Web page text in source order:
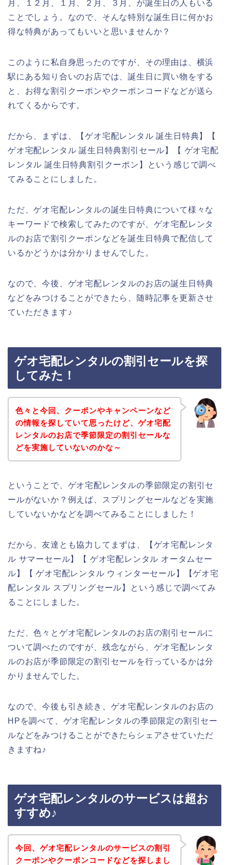
月、１２月、１月、２月、３月、が誕生日の人もいる
ことでしょう。なので、そんな特別な誕生日に何かお
得な特典があってもいいと思いませんか？
このように私自身思ったのですが、その理由は、横浜
駅にある知り合いのお店では、誕生日に買い物をする
と、お得な割引クーポンやクーポンコードなどが送ら
れてくるからです。
だから、まずは、【ゲオ宅配レンタル 誕生日特典】【
ゲオ宅配レンタル 誕生日特典割引セール】【 ゲオ宅配
レンタル 誕生日特典割引クーポン】という感じで調べ
てみることにしました。
ただ、ゲオ宅配レンタルの誕生日特典について様々な
キーワードで検索してみたのですが、ゲオ宅配レンタ
ルのお店で割引クーポンなどを誕生日特典で配信して
いるかどうかは分かりませんでした。
なので、今後、ゲオ宅配レンタルのお店の誕生日特典
などをみつけることができたら、随時記事を更新させ
ていただきます♪
ゲオ宅配レンタルの割引セールを探
してみた！
色々と今回、クーポンやキャンペーンなど
の情報を探していて思ったけど、ゲオ宅配
レンタルのお店で季節限定の割引セールな
どを実施していないのかな～
ということで、ゲオ宅配レンタルの季節限定の割引セ
ールがないか？例えば、スプリングセールなどを実施
していないかなどを調べてみることにしました！
だから、友達とも協力してまずは、【ゲオ宅配レンタ
ル サマーセール】【 ゲオ宅配レンタル オータムセー
ル】【 ゲオ宅配レンタル ウィンターセール】【ゲオ宅
配レンタル スプリングセール】という感じで調べてみ
ることにしました。
ただ、色々とゲオ宅配レンタルのお店の割引セールに
ついて調べたのですが、残念ながら、ゲオ宅配レンタ
ルのお店が季節限定の割引セールを行っているかは分
かりませんでした。
なので、今後も引き続き、ゲオ宅配レンタルのお店の
HPを調べて、ゲオ宅配レンタルの季節限定の割引セー
ルなどをみつけることができたらシェアさせていただ
きますね♪
ゲオ宅配レンタルのサービスは超お
すすめ♪
今回、ゲオ宅配レンタルのサービスの割引
クーポンやクーポンコードなどを探しまし